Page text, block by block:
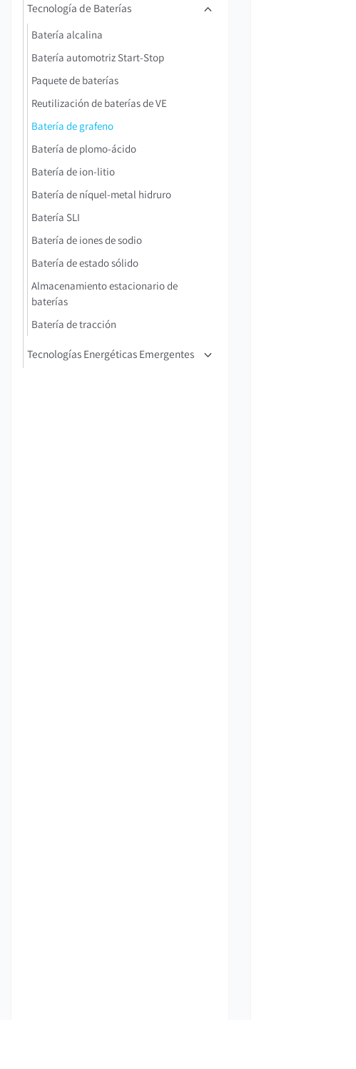
Tecnología de Baterías
Batería alcalina
Batería automotriz Start-Stop
Paquete de baterías
Reutilización de baterías de VE
Batería de grafeno
Batería de plomo-ácido
Batería de ion-litio
Batería de níquel-metal hidruro
Batería SLI
Batería de iones de sodio
Batería de estado sólido
Almacenamiento estacionario de
baterías
Batería de tracción
Tecnologías Energéticas Emergentes